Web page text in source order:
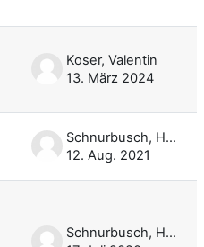
Koser, Valentin
13. März 2024
Schnurbusch, Harald
12. Aug. 2021
Schnurbusch, Harald